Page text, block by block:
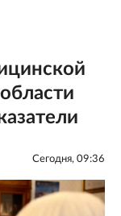
Сегодня, 09:36